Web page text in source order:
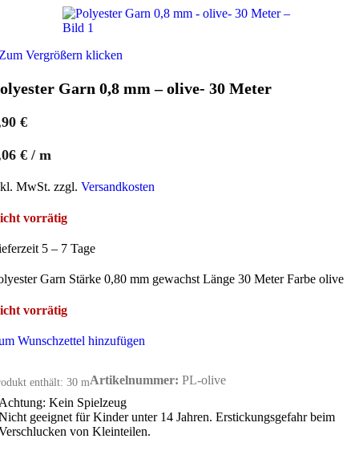
Vergrößern klicken
Garn 0,8 mm – olive- 30 Meter
€
€ / m
MwSt. zzgl. Versandkosten
vorrätig
5 – 7 Tage
Garn Stärke 0,80 mm gewachst Länge 30 Meter Farbe olive
vorrätig
Wunschzettel hinzufügen
enthält: 30 mArtikelnummer: PL-olive
Kein Spielzeug
geeignet für Kinder unter 14 Jahren. Erstickungsgefahr beim
von Kleinteilen.